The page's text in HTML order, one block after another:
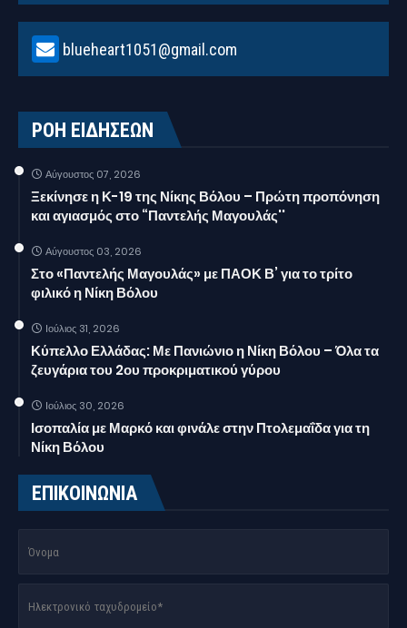
blueheart1051@gmail.com
ΡΟΗ ΕΙΔΗΣΕΩΝ
Αύγουστος 07, 2026
Ξεκίνησε η Κ-19 της Νίκης Βόλου – Πρώτη προπόνηση
και αγιασμός στο “Παντελής Μαγουλάς''
Αύγουστος 03, 2026
Στο «Παντελής Μαγουλάς» με ΠΑΟΚ Β’ για το τρίτο
φιλικό η Νίκη Βόλου
Ιούλιος 31, 2026
Κύπελλο Ελλάδας: Με Πανιώνιο η Νίκη Βόλου – Όλα τα
ζευγάρια του 2ου προκριματικού γύρου
Ιούλιος 30, 2026
Ισοπαλία με Μαρκό και φινάλε στην Πτολεμαΐδα για τη
Νίκη Βόλου
ΕΠΙΚΟΙΝΩΝΙΑ